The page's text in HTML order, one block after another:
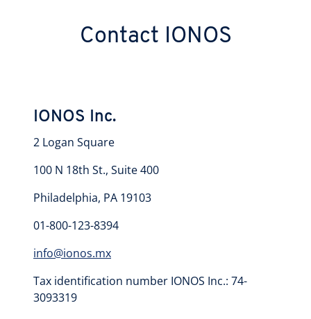
Contact IONOS
IONOS Inc.
​2 Logan Square
100 N 18th St., Suite 400
Philadelphia, PA 19103
01-800-123-8394
info@ionos.mx
Tax identification number IONOS Inc.: 74-
3093319